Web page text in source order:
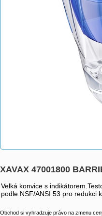
XAVAX 47001800
Velká konvice s
podle NSF/ANSI 53 pro redukci
Obchod si vyhradzuje právo na zmenu